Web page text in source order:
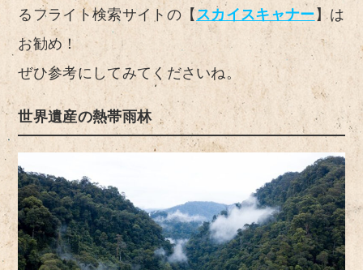
るフライト検索サイトの【スカイスキャナー】は
お勧め！
ぜひ参考にしてみてくださいね。
世界遺産の熱帯雨林